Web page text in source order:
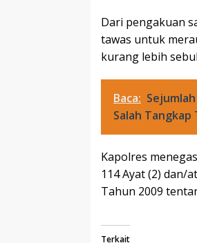
Dari pengakuan
tawas untuk
kurang lebih
Baca:
Salah Tangkap
Kapolres
114 Ayat (2) dan/
Tahun 2009
Terkait